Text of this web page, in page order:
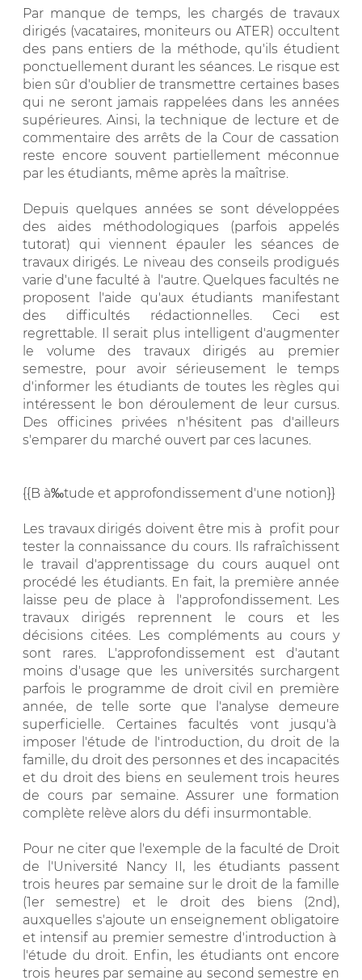
Par manque de temps, les chargés de travaux
dirigés (vacataires, moniteurs ou ATER) occultent
des pans entiers de la méthode, qu'ils étudient
ponctuellement durant les séances. Le risque est
bien sûr d'oublier de transmettre certaines bases
qui ne seront jamais rappelées dans les années
supérieures. Ainsi, la technique de lecture et de
commentaire des arrêts de la Cour de cassation
reste encore souvent partiellement méconnue
par les étudiants, même après la maîtrise.
Depuis quelques années se sont développées
des aides méthodologiques (parfois appelés
tutorat) qui viennent épauler les séances de
travaux dirigés. Le niveau des conseils prodigués
varie d'une faculté à l'autre. Quelques facultés ne
proposent l'aide qu'aux étudiants manifestant
des difficultés rédactionnelles. Ceci est
regrettable. Il serait plus intelligent d'augmenter
le volume des travaux dirigés au premier
semestre, pour avoir sérieusement le temps
d'informer les étudiants de toutes les règles qui
intéressent le bon déroulement de leur cursus.
Des officines privées n'hésitent pas d'ailleurs
s'emparer du marché ouvert par ces lacunes.
{{B à‰tude et approfondissement d'une notion}}
Les travaux dirigés doivent être mis à profit pour
tester la connaissance du cours. Ils rafraîchissent
le travail d'apprentissage du cours auquel ont
procédé les étudiants. En fait, la première année
laisse peu de place à l'approfondissement. Les
travaux dirigés reprennent le cours et les
décisions citées. Les compléments au cours y
sont rares. L'approfondissement est d'autant
moins d'usage que les universités surchargent
parfois le programme de droit civil en première
année, de telle sorte que l'analyse demeure
superficielle. Certaines facultés vont jusqu'à
imposer l'étude de l'introduction, du droit de la
famille, du droit des personnes et des incapacités
et du droit des biens en seulement trois heures
de cours par semaine. Assurer une formation
complète relève alors du défi insurmontable.
Pour ne citer que l'exemple de la faculté de Droit
de l'Université Nancy II, les étudiants passent
trois heures par semaine sur le droit de la famille
(1er semestre) et le droit des biens (2nd),
auxquelles s'ajoute un enseignement obligatoire
et intensif au premier semestre d'introduction à
l'étude du droit. Enfin, les étudiants ont encore
trois heures par semaine au second semestre en